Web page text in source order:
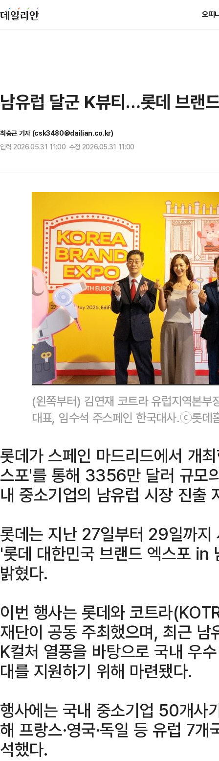
오피
남유럽 달군 K뷰티…롯데 브랜
최승근 기자 (csk3480@dailian.co.kr)
입력 2026.05.31 11:00 수정 2026.05.31 11:00
(왼쪽부터) 김연재 코트라 유럽지역본
대표, 임수석 주스페인 한국대사.ⓒ롯데
롯데가 스페인 마드리드에서 개
스포'를 통해 3356만 달러 규모
내 중소기업의 남유럽 시장 진출
롯데는 지난 27일부터 29일까지
'롯데 대한민국 브랜드 엑스포 in
밝혔다.
이번 행사는 롯데와 코트라
재단이 공동 주최했으며, 최근
K컬처 열풍을 바탕으로 국내 우
대를 지원하기 위해 마련됐다.
행사에는 국내 중소기업 50개사
해 프랑스·영국·독일 등 유럽 7
석했다.